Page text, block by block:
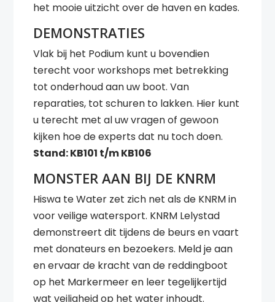
het mooie uitzicht over de haven en kades.
DEMONSTRATIES
Vlak bij het Podium kunt u bovendien
terecht voor workshops met betrekking
tot onderhoud aan uw boot. Van
reparaties, tot schuren to lakken. Hier kunt
u terecht met al uw vragen of gewoon
kijken hoe de experts dat nu toch doen.
Stand: KB101 t/m KB106
MONSTER AAN BIJ DE KNRM
Hiswa te Water zet zich net als de KNRM in
voor veilige watersport. KNRM Lelystad
demonstreert dit tijdens de beurs en vaart
met donateurs en bezoekers. Meld je aan
en ervaar de kracht van de reddingboot
op het Markermeer en leer tegelijkertijd
wat veiligheid op het water inhoudt.